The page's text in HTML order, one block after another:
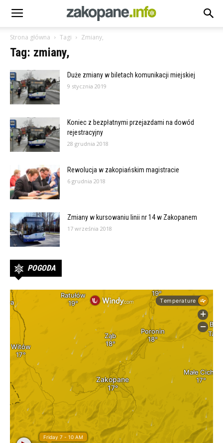
Strona główna Tagi Zmiany,
Tag: zmiany,
Duże zmiany w biletach komunikacji miejskiej
9 stycznia 2019
Koniec z bezpłatnymi przejazdami na dowód
rejestracyjny
28 grudnia 2018
Rewolucja w zakopiańskim magistracie
6 grudnia 2018
Zmiany w kursowaniu linii nr 14 w Zakopanem
17 września 2018
POGODA